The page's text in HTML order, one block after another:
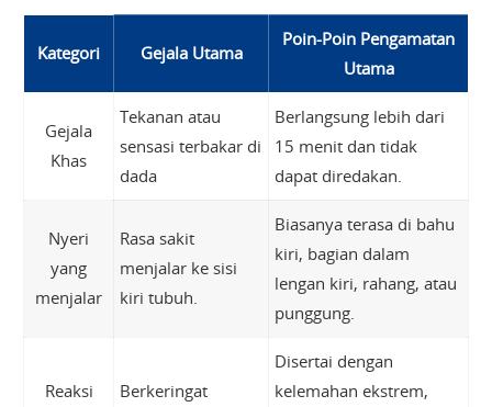
Kategori Gejala Utama
Poin-Poin Pengamatan
Utama
Gejala
Khas
Tekanan atau
sensasi terbakar di
dada
Berlangsung lebih dari
15 menit dan tidak
dapat diredakan.
Nyeri
yang
menjalar
Rasa sakit
menjalar ke sisi
kiri tubuh.
Biasanya terasa di bahu
kiri, bagian dalam
lengan kiri, rahang, atau
punggung.
Reaksi
Berkeringat
Disertai dengan
kelemahan ekstrem,